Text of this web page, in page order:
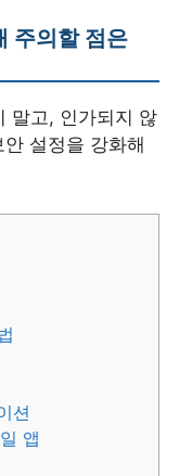
주의할 점은
말고, 인가되지 않
설정을 강화해
션
앱